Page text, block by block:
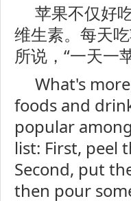
苹果不仅好
维生素。每天
所说，“一天一
What's
foods and
popular
list: First, peel
Second, put
then pour